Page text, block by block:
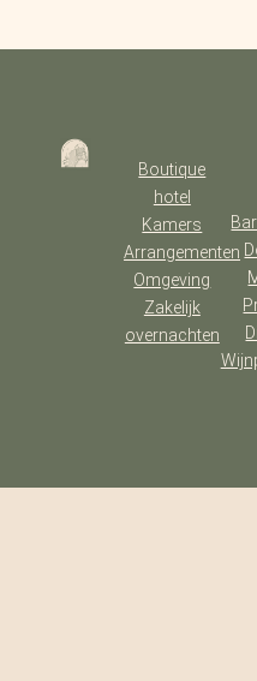
Boutique
hotel
Kamers
Arrangementen
Omgeving
Zakelijk
overnachten